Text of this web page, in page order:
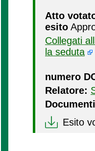
Atto
esito
Collegati
la seduta
numero
Relatore:
Esito